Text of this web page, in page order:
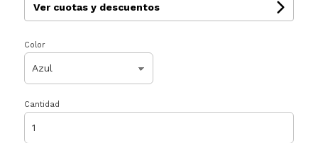
Ver cuotas y descuentos
Color
Cantidad